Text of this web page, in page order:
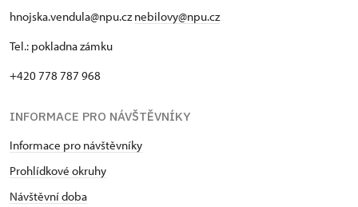
hnojska.vendula@npu.cznebilovy@npu.cz
Tel.: pokladna zámku
+420 778 787 968
INFORMACE PRO NÁVŠTĚVNÍKY
Informace pro návštěvníky
Prohlídkové okruhy
Návštěvní doba